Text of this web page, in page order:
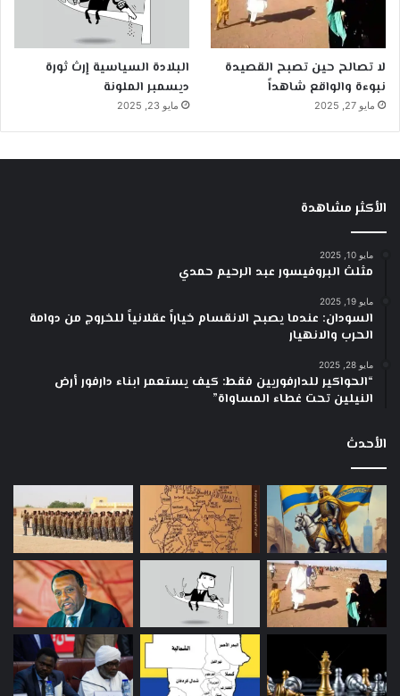
لا تصالح حين تصبح القصيدة
نبوءة والواقع شاهداً
مايو 27, 2025
البلادة السياسية إرث ثورة
ديسمبر الملونة
مايو 23, 2025
الأكثر مشاهدة
مايو 10, 2025
مثلث البروفيسور عبد الرحيم حمدي
مايو 19, 2025
السودان: عندما يصبح الانقسام خياراً عقلانياً للخروج من دوامة
الحرب والانهيار
مايو 28, 2025
“الحواكير للدارفوريين فقط: كيف يستعمر ابناء دارفور أرض
النيلين تحت غطاء المساواة”
الأحدث